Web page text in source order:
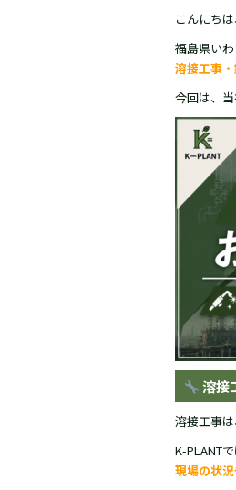
c
e
b
o
o
k
こんにちは
福島県い
溶接工事
今回は、
溶接
溶接工事
K-PLANT
現場の状